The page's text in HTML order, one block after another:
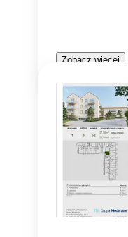
Zobacz więcej